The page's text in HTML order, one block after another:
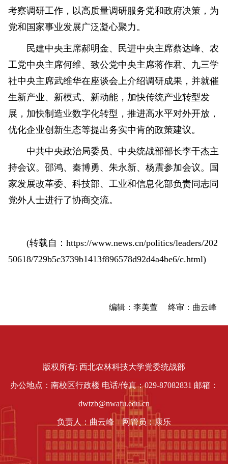
考察调研工作，以高质量调研服务党和政府决策，为
党和国家事业发展广泛凝心聚力。
民建中央主席郝明金、民进中央主席蔡达峰、农
工党中央主席何维、致公党中央主席蒋作君、九三学
社中央主席武维华在座谈会上介绍调研成果，并就催
生新产业、新模式、新动能，加快传统产业转型发
展，加快制造业数字化转型，推进高水平对外开放，
优化企业创新生态等提出务实中肯的政策建议。
中共中央政治局委员、中央统战部部长李干杰主
持会议。邵鸿、秦博勇、朱永新、杨震参加会议。国
家发展改革委、科技部、工业和信息化部负责同志同
党外人士进行了协商交流。
(转载自：https://www.news.cn/politics/leaders/202
50618/729b5c3739b1413f896578d92d4a4be6/c.html)
编辑：李美萱 终审：曲云峰
版权所有: 西北农林科技大学党委统战部
办公地点：南校区行政楼 电话/传真：029-87082831 邮箱：
dwtzb@nwafu.edu.cn
负责人：曲云峰 网管员：康乐